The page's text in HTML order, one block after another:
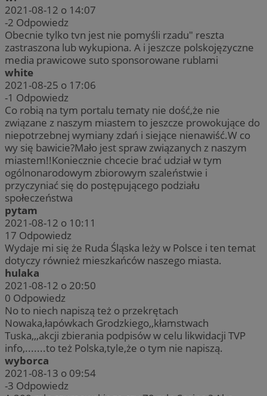
2021-08-12 o 14:07
-2 Odpowiedz
Obecnie tylko tvn jest nie pomyśli rzadu" reszta
zastraszona lub wykupiona. A i jeszcze polskojęzyczne
media prawicowe suto sponsorowane rublami
white
2021-08-25 o 17:06
-1 Odpowiedz
Co robią na tym portalu tematy nie dość,że nie
związane z naszym miastem to jeszcze prowokujące do
niepotrzebnej wymiany zdań i siejące nienawiść.W co
wy się bawicie?Mało jest spraw związanych z naszym
miastem!!Koniecznie chcecie brać udział w tym
ogólnonarodowym zbiorowym szaleństwie i
przyczyniać się do postępującego podziału
społeczeństwa
pytam
2021-08-12 o 10:11
17 Odpowiedz
Wydaje mi się że Ruda Śląska leży w Polsce i ten temat
dotyczy również mieszkańców naszego miasta.
hulaka
2021-08-12 o 20:50
0 Odpowiedz
No to niech napiszą też o przekrętach
Nowaka,łapówkach Grodzkiego,,kłamstwach
Tuska,,,akcji zbierania podpisów w celu likwidacji TVP
info,.......to też Polska,tyle,że o tym nie napiszą.
wyborca
2021-08-13 o 09:54
-3 Odpowiedz